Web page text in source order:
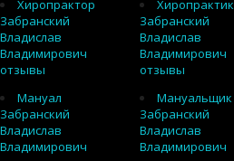
Хиропрактор
Забранский
Владислав
Владимирович
отзывы
Хиропрактик
Забранский
Владислав
Владимирович
отзывы
Мануал
Забранский
Владислав
Владимирович
Мануальщик
Забранский
Владислав
Владимирович